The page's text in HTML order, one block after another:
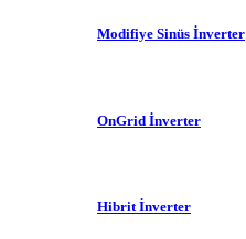
Modifiye Sinüs İnverter
OnGrid İnverter
Hibrit İnverter